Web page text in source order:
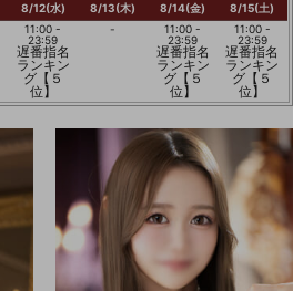
8/12(水)
11:00 -
23:59
遅番指名
ランキン
グ【５
位】
8/13(木)
-
8/14(金)
11:00 -
23:59
遅番指名
ランキン
グ【５
位】
8/15(土)
11:00 -
23:59
遅番指名
ランキン
グ【５
位】